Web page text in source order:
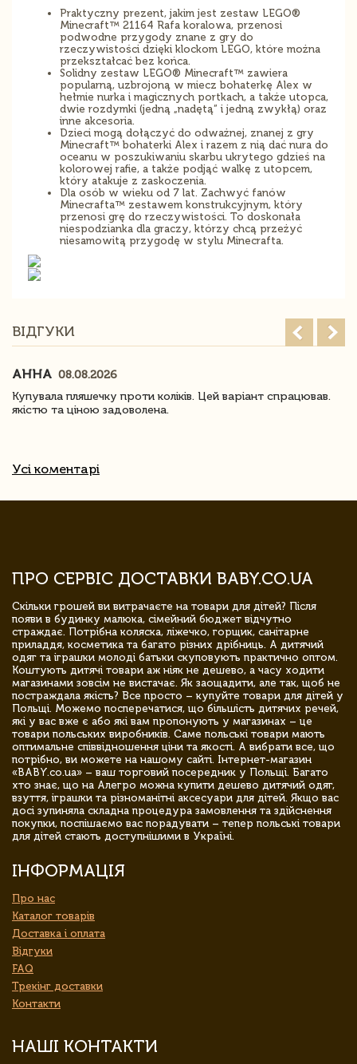
Praktyczny prezent, jakim jest zestaw LEGO®
Minecraft™ 21164 Rafa koralowa, przenosi
podwodne przygody znane z gry do
rzeczywistości dzięki klockom LEGO, które można
przekształcać bez końca.
Solidny zestaw LEGO® Minecraft™ zawiera
popularną, uzbrojoną w miecz bohaterkę Alex w
hełmie nurka i magicznych portkach, a także utopca,
dwie rozdymki (jedną „nadętą” i jedną zwykłą) oraz
inne akcesoria.
Dzieci mogą dołączyć do odważnej, znanej z gry
Minecraft™ bohaterki Alex i razem z nią dać nura do
oceanu w poszukiwaniu skarbu ukrytego gdzieś na
kolorowej rafie, a także podjąć walkę z utopcem,
który atakuje z zaskoczenia.
Dla osób w wieku od 7 lat. Zachwyć fanów
Minecrafta™ zestawem konstrukcyjnym, który
przenosi grę do rzeczywistości. To doskonała
niespodzianka dla graczy, którzy chcą przeżyć
niesamowitą przygodę w stylu Minecrafta.
ВІДГУКИ
АННА 08.08.2026
Купувала пляшечку проти коліків. Цей варіант спрацював.
якістю та ціною задоволена.
Усі коментарі
ПРО СЕРВІС ДОСТАВКИ BABY.CO.UA
Скільки грошей ви витрачаєте на товари для дітей? Після
появи в будинку малюка, сімейний бюджет відчутно
страждає. Потрібна коляска, ліжечко, горщик, санітарне
приладдя, косметика та багато різних дрібниць. А дитячий
одяг та іграшки молоді батьки скуповують практично оптом.
Коштують дитячі товари аж ніяк не дешево, а часу ходити
магазинами зовсім не вистачає. Як заощадити, але так, щоб не
постраждала якість? Все просто – купуйте товари для дітей у
Польщі. Можемо посперечатися, що більшість дитячих речей,
які у вас вже є або які вам пропонують у магазинах – це
товари польських виробників. Саме польські товари мають
оптимальне співвідношення ціни та якості. А вибрати все, що
потрібно, ви можете на нашому сайті. Інтернет-магазин
«BABY.co.ua» – ваш торговий посередник у Польщі. Багато
хто знає, що на Алегро можна купити дешево дитячий одяг,
взуття, іграшки та різноманітні аксесуари для дітей. Якщо вас
досі зупиняла складна процедура замовлення та здійснення
покупки, поспішаємо вас порадувати – тепер польські товари
для дітей стають доступнішими в Україні.
ІНФОРМАЦІЯ
Про нас
Каталог товарів
Доставка і оплата
Відгуки
FAQ
Трекінг доставки
Контакти
НАШІ КОНТАКТИ